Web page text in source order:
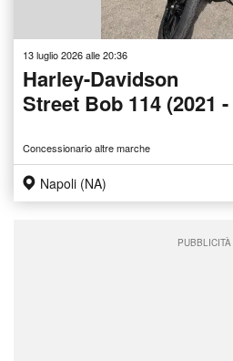
13 luglio 2026 alle 20:36
Harley-Davidson
Street Bob 114 (2021
Concessionario altre marche
Napoli (NA)
PUBBLICITÀ